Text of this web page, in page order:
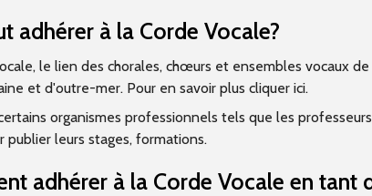
adhérer à la Corde Vocale?
le lien des chorales, chœurs et ensembles vocaux
et d'outre-mer. Pour en savoir plus cliquer ici.
organismes professionnels tels que les
publier leurs stages, formations.
adhérer à la Corde Vocale en